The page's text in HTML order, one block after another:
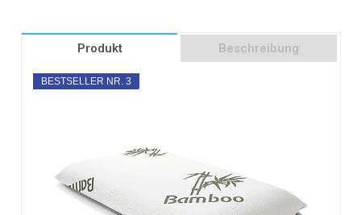
Produkt Beschreibung
BESTSELLER NR. 3